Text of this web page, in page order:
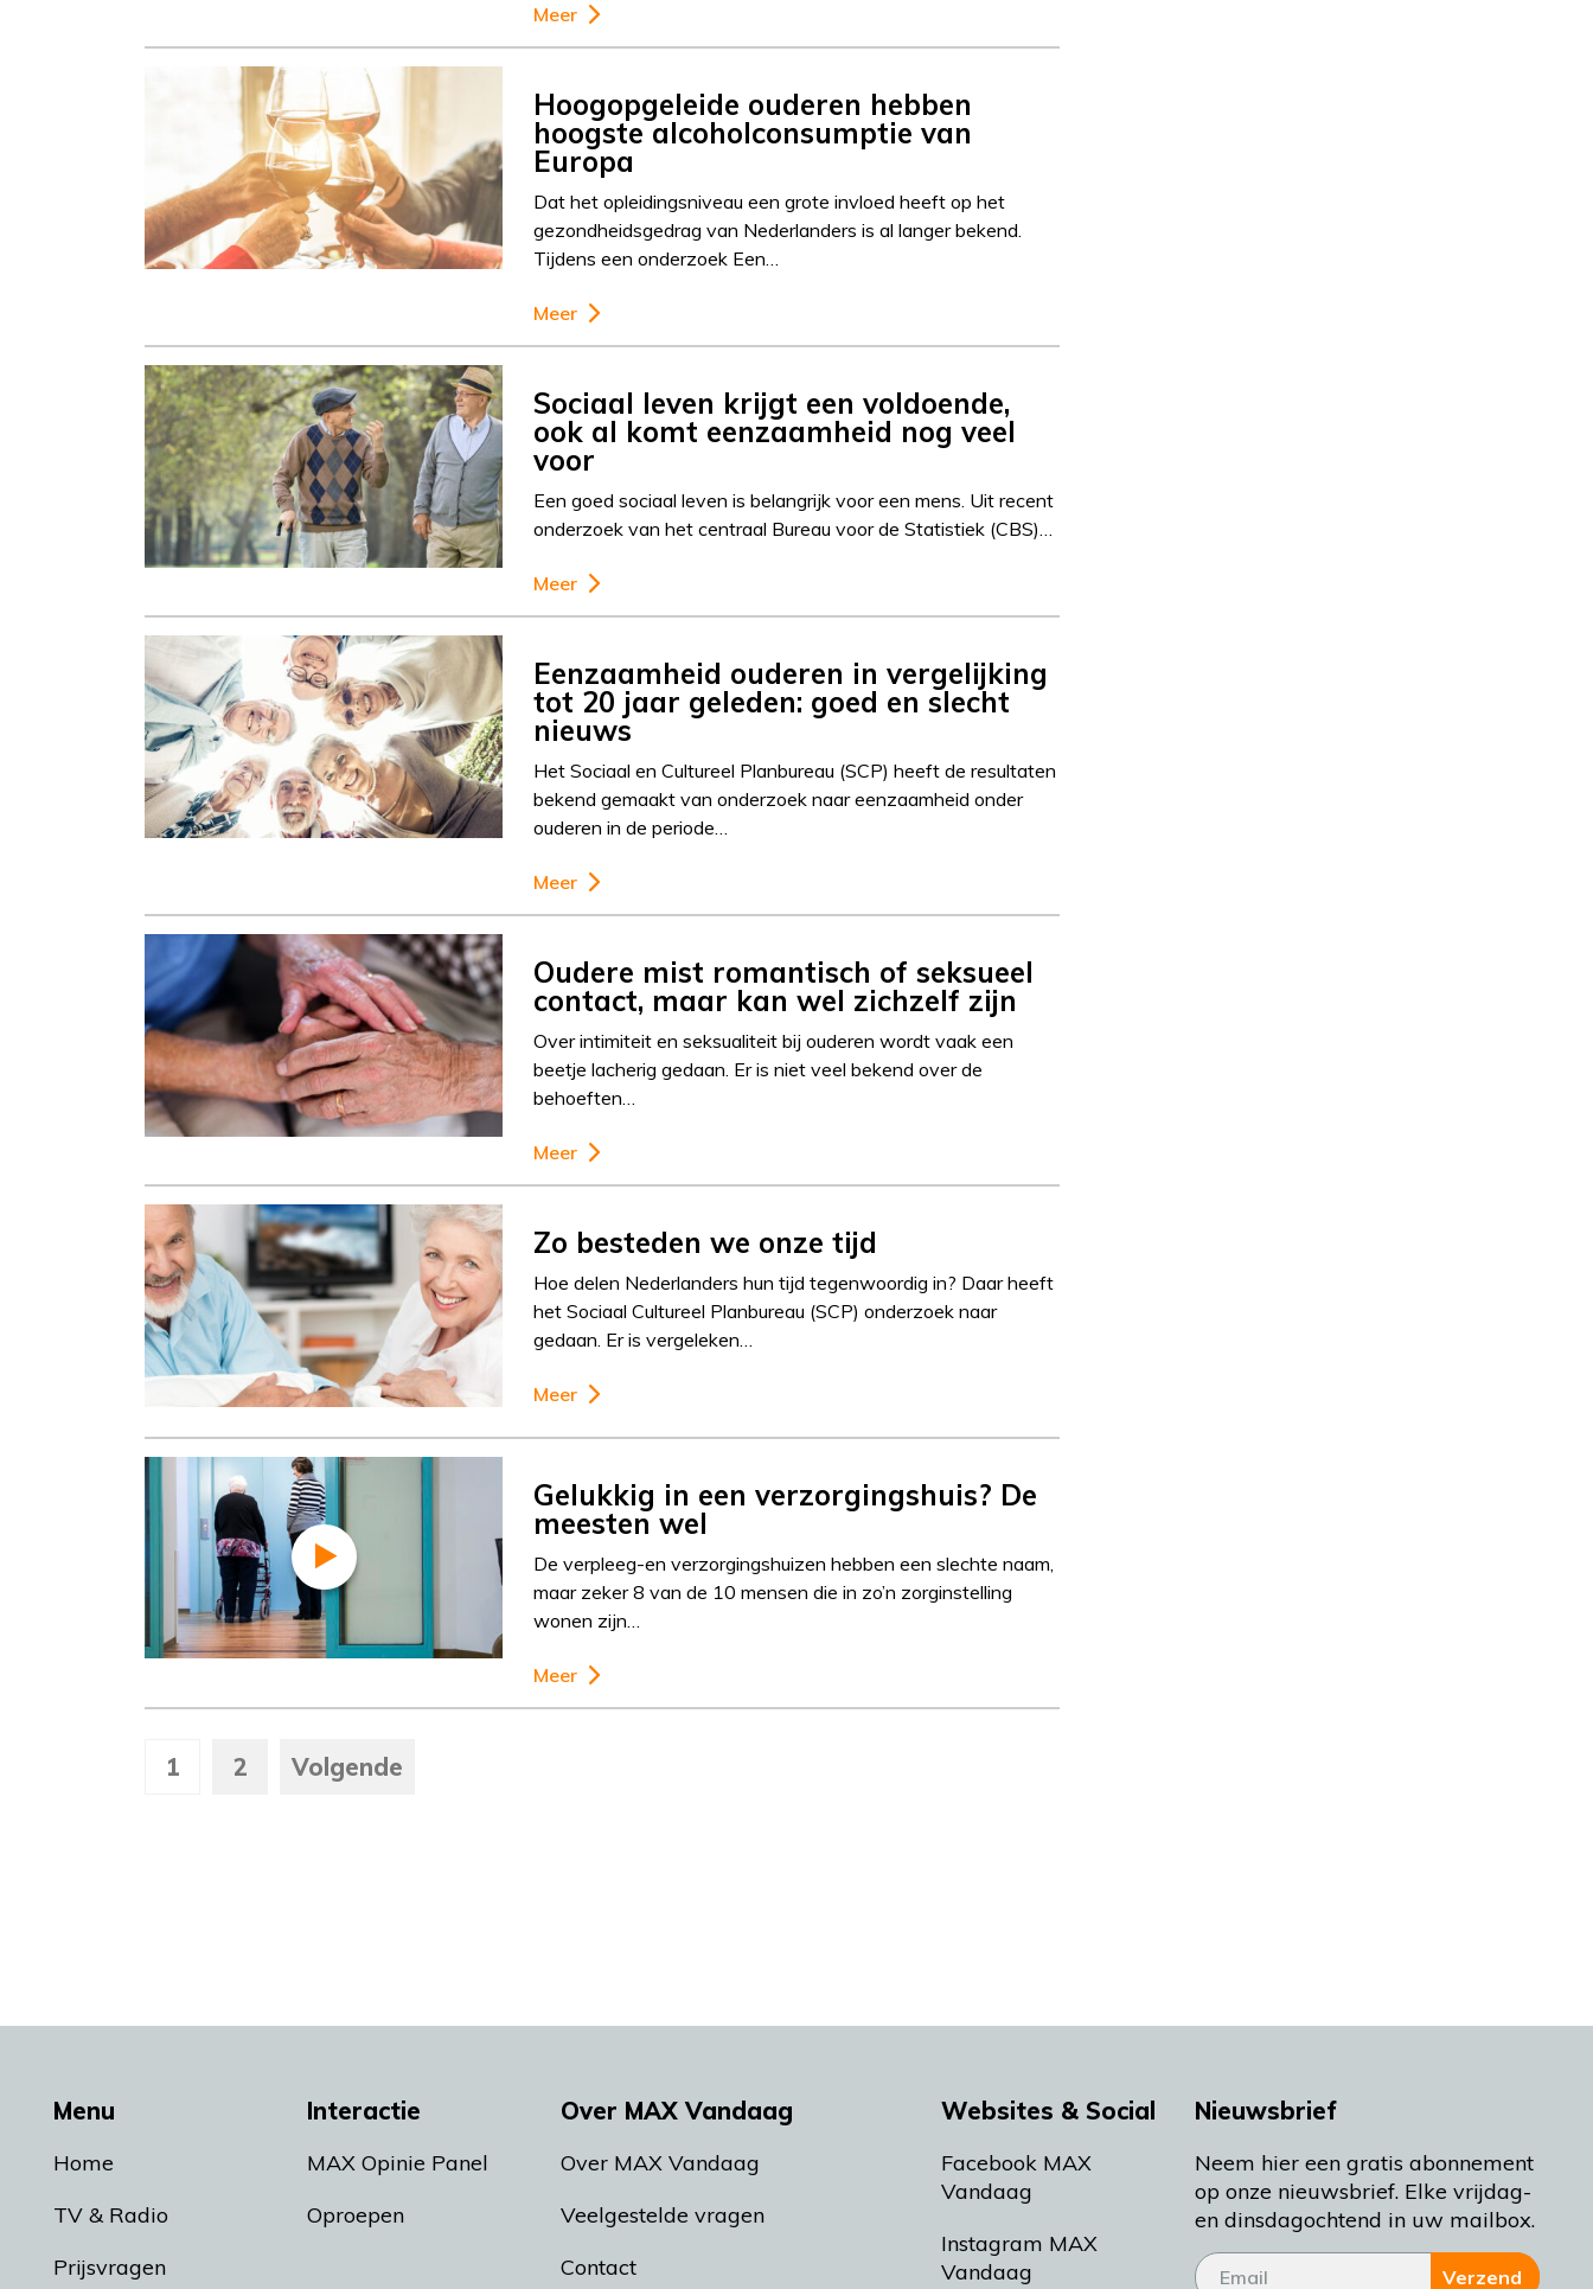
Meer
Hoogopgeleide ouderen hebben
hoogste alcoholconsumptie van
Europa
Dat het opleidingsniveau een grote invloed heeft op het
gezondheidsgedrag van Nederlanders is al langer bekend.
Tijdens een onderzoek Een…
Meer
Sociaal leven krijgt een voldoende,
ook al komt eenzaamheid nog veel
voor
Een goed sociaal leven is belangrijk voor een mens. Uit recent
onderzoek van het centraal Bureau voor de Statistiek (CBS)…
Meer
Eenzaamheid ouderen in vergelijking
tot 20 jaar geleden: goed en slecht
nieuws
Het Sociaal en Cultureel Planbureau (SCP) heeft de resultaten
bekend gemaakt van onderzoek naar eenzaamheid onder
ouderen in de periode…
Meer
Oudere mist romantisch of seksueel
contact, maar kan wel zichzelf zijn
Over intimiteit en seksualiteit bij ouderen wordt vaak een
beetje lacherig gedaan. Er is niet veel bekend over de
behoeften…
Meer
Zo besteden we onze tijd
Hoe delen Nederlanders hun tijd tegenwoordig in? Daar heeft
het Sociaal Cultureel Planbureau (SCP) onderzoek naar
gedaan. Er is vergeleken…
Meer
Gelukkig in een verzorgingshuis? De
meesten wel
De verpleeg-en verzorgingshuizen hebben een slechte naam,
maar zeker 8 van de 10 mensen die in zo’n zorginstelling
wonen zijn…
Meer
1 2 Volgende
Menu
Home
TV & Radio
Prijsvragen
Interactie
MAX Opinie Panel
Oproepen
Over MAX Vandaag
Over MAX Vandaag
Veelgestelde vragen
Contact
Websites & Social
Facebook MAX
Vandaag
Instagram MAX
Vandaag
Nieuwsbrief
Neem hier een gratis abonnement
op onze nieuwsbrief. Elke vrijdag-
en dinsdagochtend in uw mailbox.
Verzend